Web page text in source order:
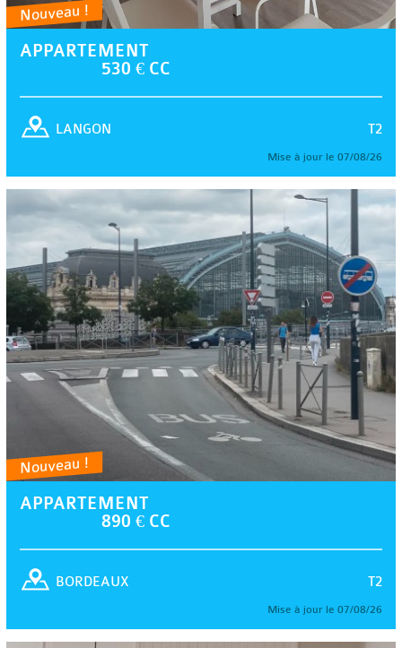
Nouveau !
APPARTEMENT
530 € CC
T2
LANGON
Mise à jour le 07/08/26
Nouveau !
APPARTEMENT
890 € CC
T2
BORDEAUX
Mise à jour le 07/08/26